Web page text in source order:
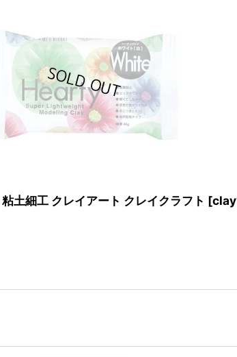
土細工 クレイアート クレイクラフト [